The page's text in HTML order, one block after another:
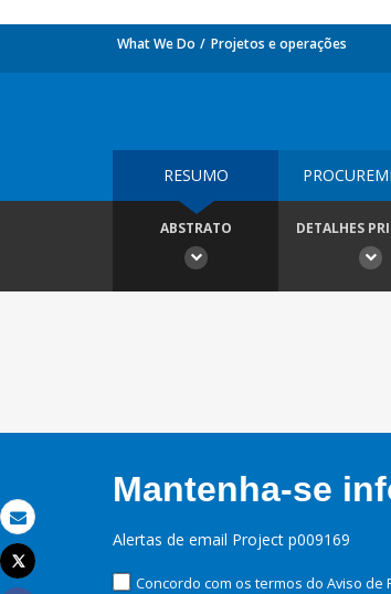
Email
Imprimir
Tweet
What We Do Projetos e operações
RESUMO
ABSTRATO DETALHES
Mantenha-se
Alertas de email Project p009169
Concordo com os termos do Aviso